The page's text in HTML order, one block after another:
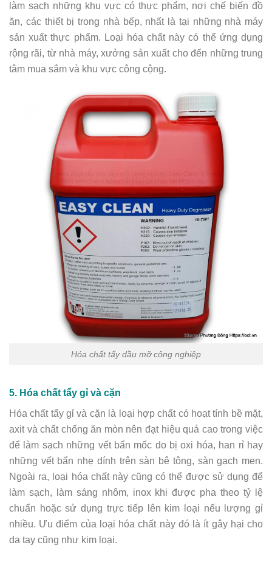
làm sạch những khu vực có thực phẩm, nơi chế biến đồ
ăn, các thiết bị trong nhà bếp, nhất là tại những nhà máy
sản xuất thực phẩm. Loại hóa chất này có thể ứng dụng
rộng rãi, từ nhà máy, xưởng sản xuất cho đến những trung
tâm mua sắm và khu vực công cộng.
Hóa chất tẩy dầu mỡ công nghiệp
5. Hóa chất tẩy gỉ và cặn
Hóa chất tẩy gỉ và cặn là loại hợp chất có hoạt tính bề mặt,
axit và chất chống ăn mòn nên đạt hiệu quả cao trong việc
để làm sạch những vết bẩn mốc do bị oxi hóa, han rỉ hay
những vết bẩn nhẹ dính trên sàn bê tông, sàn gạch men.
Ngoài ra, loại hóa chất này cũng có thể được sử dụng để
làm sạch, làm sáng nhôm, inox khi được pha theo tỷ lệ
chuẩn hoặc sử dụng trực tiếp lên kim loại nếu lượng gỉ
nhiều. Ưu điểm của loại hóa chất này đó là ít gây hại cho
da tay cũng như kim loại.